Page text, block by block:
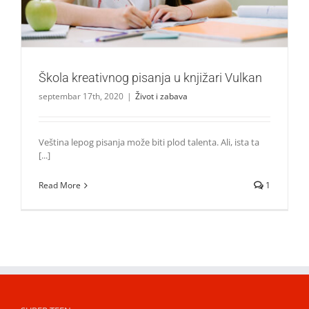
Škola kreativnog pisanja u knjižari Vulkan
septembar 17th, 2020 | Život i zabava
Veština lepog pisanja može biti plod talenta. Ali, ista ta
[...]
Read More 1